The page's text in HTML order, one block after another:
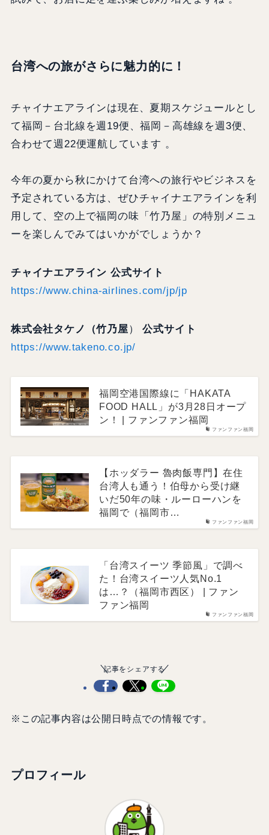
台湾への旅がさらに魅力的に！
チャイナエアラインは現在、夏期スケジュールとし
て福岡－台北線を週19便、福岡－高雄線を週3便、
合わせて週22便運航しています 。
今年の夏から秋にかけて台湾への旅行やビジネスを
予定されている方は、ぜひチャイナエアラインを利
用して、空の上で福岡の味「竹乃屋」の特別メニュ
ーを楽しんでみてはいかがでしょうか？
チャイナエアライン 公式サイト
https://www.china-airlines.com/jp/jp
株式会社タケノ（竹乃屋）公式サイト
https://www.takeno.co.jp/
ファンファン福岡
福岡空港国際線に「HAKATA
FOOD HALL」が3月28日オープ
ン！ | ファンファン福岡
ファンファン福岡
【ホッダラー 魯肉飯専門】在住
台湾人も通う！伯母から受け継
いだ50年の味・ルーローハンを
福岡で（福岡市…
ファンファン福岡
「台湾スイーツ 季節風」で調べ
た！台湾スイーツ人気No.1
は…？（福岡市西区） | ファン
ファン福岡
記事をシェアする
※この記事内容は公開日時点での情報です。
プロフィール